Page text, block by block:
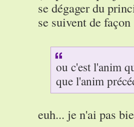
se dégager du
se suivent de
ou c'est l'anim
que l'anim
euh... je n'ai pas